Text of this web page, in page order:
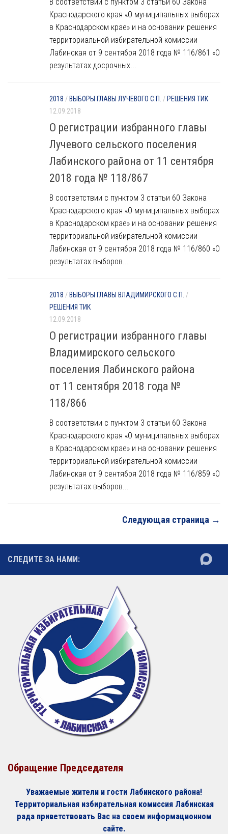
Краснодарского края «О муниципальных выборах
в Краснодарском крае» и на основании решения
территориальной избирательной комиссии
Лабинская от 9 сентября 2018 года № 116/861 «О
результатах досрочных...
2018 /ВЫБОРЫ ГЛАВЫ ЛУЧЕВОГО С.П. /РЕШЕНИЯ ТИК
12.09.2018
О регистрации избранного главы
Лучевого сельского поселения
Лабинского района от 11 сентября
2018 года № 118/867
В соответствии с пунктом 3 статьи 60 Закона
Краснодарского края «О муниципальных выборах
в Краснодарском крае» и на основании решения
территориальной избирательной комиссии
Лабинская от 9 сентября 2018 года № 116/860 «О
результатах выборов...
2018 / ВЫБОРЫ ГЛАВЫ ВЛАДИМИРСКОГО С.П. /
РЕШЕНИЯ ТИК
12.09.2018
О регистрации избранного главы
Владимирского сельского
поселения Лабинского района
от 11 сентября 2018 года №
118/866
В соответствии с пунктом 3 статьи 60 Закона
Краснодарского края «О муниципальных выборах
в Краснодарском крае» и на основании решения
территориальной избирательной комиссии
Лабинская от 9 сентября 2018 года № 116/859 «О
результатах выборов...
Следующая страница →
СЛЕДИТЕ ЗА НАМИ:
Обращение Председателя
Уважаемые жители и гости Лабинского района!
Территориальная избирательная комиссия Лабинская
рада приветствовать Вас на своем информационном
сайте.